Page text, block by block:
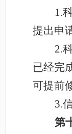
1.
提出申
2.
已经完
可提前
3.
第